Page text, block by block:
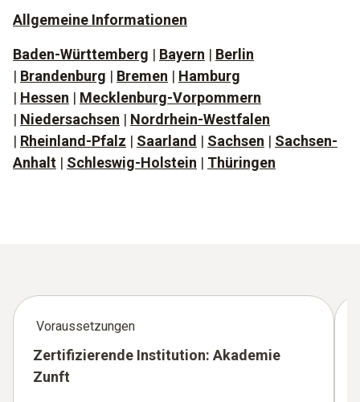
Allgemeine Informationen
Baden-Württemberg | Bayern | Berlin
| Brandenburg | Bremen | Hamburg
| Hessen | Mecklenburg-Vorpommern
| Niedersachsen | Nordrhein-Westfalen
| Rheinland-Pfalz | Saarland | Sachsen | Sachsen-
Anhalt | Schleswig-Holstein | Thüringen
Voraussetzungen
Zertifizierende Institution: Akademie
Zunft